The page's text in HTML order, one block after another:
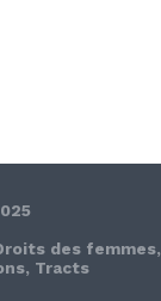
des femmes,
, Tracts